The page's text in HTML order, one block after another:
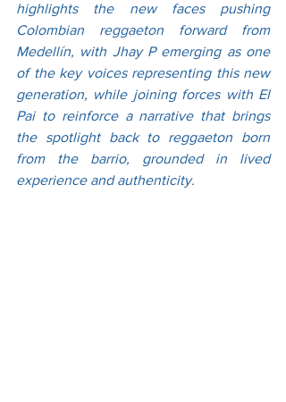
highlights the new faces pushing
Colombian reggaeton forward from
Medellín, with Jhay P emerging as one
of the key voices representing this new
generation, while joining forces with El
Pai to reinforce a narrative that brings
the spotlight back to reggaeton born
from the barrio, grounded in lived
experience and authenticity.